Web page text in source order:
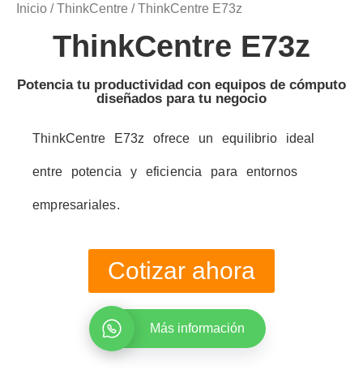
Inicio /ThinkCentre / ThinkCentre E73z
ThinkCentre E73z
Potencia tu productividad con equipos de cómputo
diseñados para tu negocio
ThinkCentre E73z ofrece un equilibrio ideal
entre potencia y eficiencia para entornos
empresariales.
Cotizar ahora
Más información